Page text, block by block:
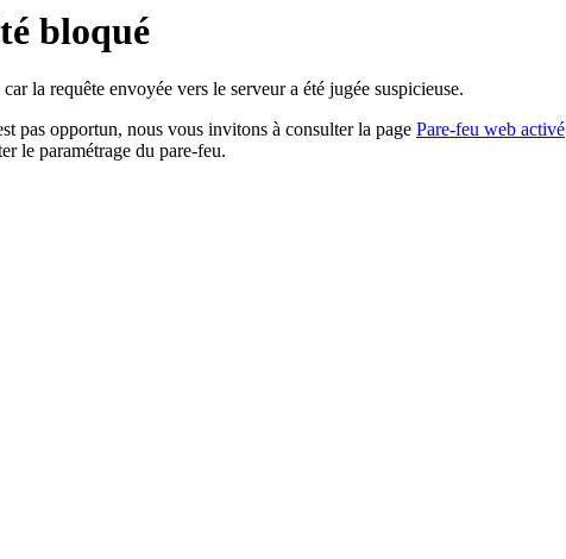
bloqué
la requête envoyée vers le serveur a été jugée suspicieuse.
pas opportun, nous vous invitons à consulter la page Pare-feu web activé
le paramétrage du pare-feu.